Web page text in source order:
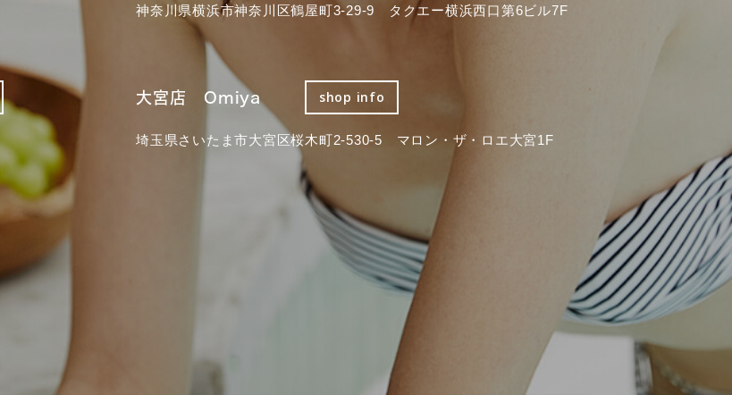
神奈川県横浜市神奈川区鶴屋町3-29-9 タクエー横浜西口第6ビル7F
大宮店 Omiya shop info
埼玉県さいたま市大宮区桜木町2-530-5 マロン・ザ・ロエ大宮1F